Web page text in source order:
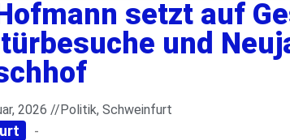
setzt auf
und
2026 //Politik, Schweinfurt
-